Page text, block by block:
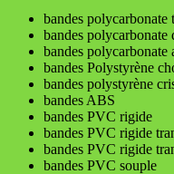
bandes polycarbonate
bandes polycarbonate
bandes polycarbonate
bandes Polystyrène
bandes polystyrène
bandes ABS
bandes PVC rigide
bandes PVC rigide
bandes PVC rigide
bandes PVC souple